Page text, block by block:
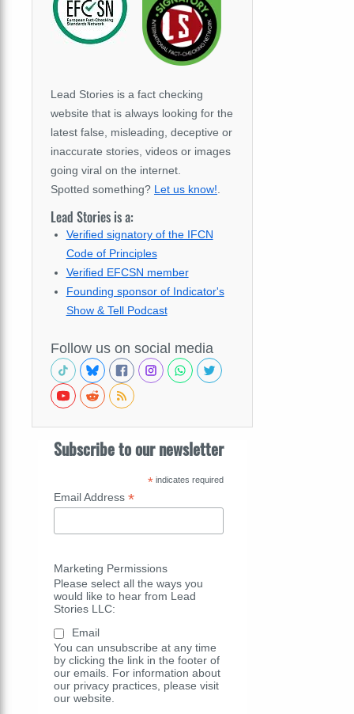
Lead Stories is a fact checking
website that is always looking for the
latest false, misleading, deceptive or
inaccurate stories, videos or images
going viral on the internet.
Spotted something? Let us know!
Lead Stories is a:
Verified signatory of the IFCN
Code of Principles
Verified EFCSN member
Founding sponsor of Indicator's
Show & Tell Podcast
Follow us on social media
Subscribe to our newsletter
* indicates required
Email Address *
Marketing Permissions
Please select all the ways you
would like to hear from Lead
Stories LLC:
Email
You can unsubscribe at any time
by clicking the link in the footer of
our emails. For information about
our privacy practices, please visit
our website.